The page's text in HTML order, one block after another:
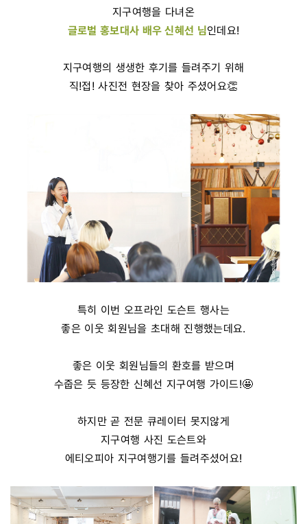
지구여행을 다녀온
글로벌 홍보대사 배우 신혜선 님인데요!
지구여행의 생생한 후기를 들려주기 위해
직!접! 사진전 현장을 찾아 주셨어요👏
특히 이번 오프라인 도슨트 행사는
좋은 이웃 회원님을 초대해 진행했는데요.
좋은 이웃 회원님들의 환호를 받으며
수줍은 듯 등장한 신혜선 지구여행 가이드!🤩
하지만 곧 전문 큐레이터 못지않게
지구여행 사진 도슨트와
에티오피아 지구여행기를 들려주셨어요!